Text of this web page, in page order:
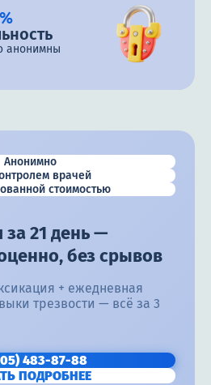
анонимны
Анонимно
врачей
стоимостью
21 день —
без срывов
+ ежедневная
трезвости — всё за 3
483-87-88
ПОДРОБНЕЕ